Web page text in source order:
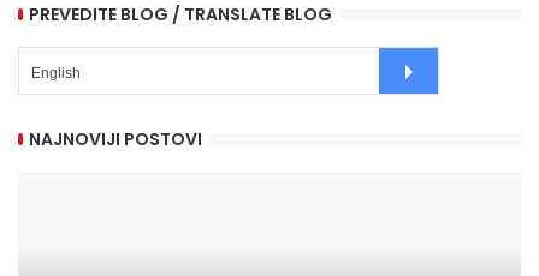
PREVEDITE BLOG / TRANSLATE BLOG
NAJNOVIJI POSTOVI